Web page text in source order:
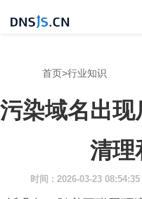
首页 >行业知识
污染域名出
清理
时间 : 2026-03-23 08:54:35